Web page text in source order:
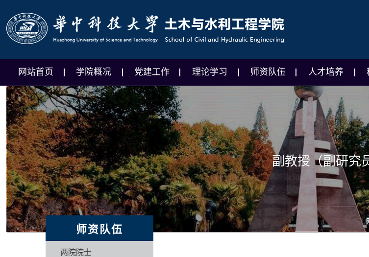
网站首页 学院概况 党建工作 理论学习 师资队伍 人才培养
副教授（副研究
师资队伍
两院院士